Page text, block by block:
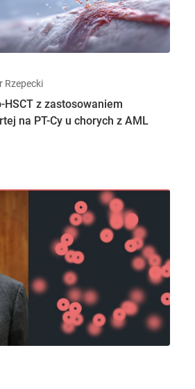
Rzepecki
HSCT z zastosowaniem
na PT-Cy u chorych z AML